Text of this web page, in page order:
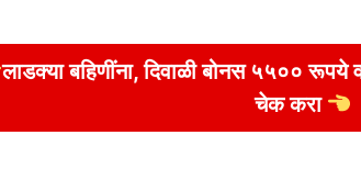
लाडक्या बहिणींना, दिवाळी बोनस ५५०० रूपये
चेक करा